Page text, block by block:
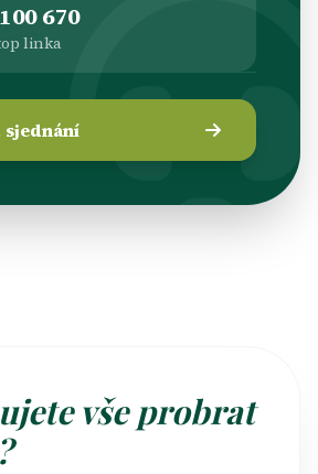
670
linka
sjednání
vše probrat